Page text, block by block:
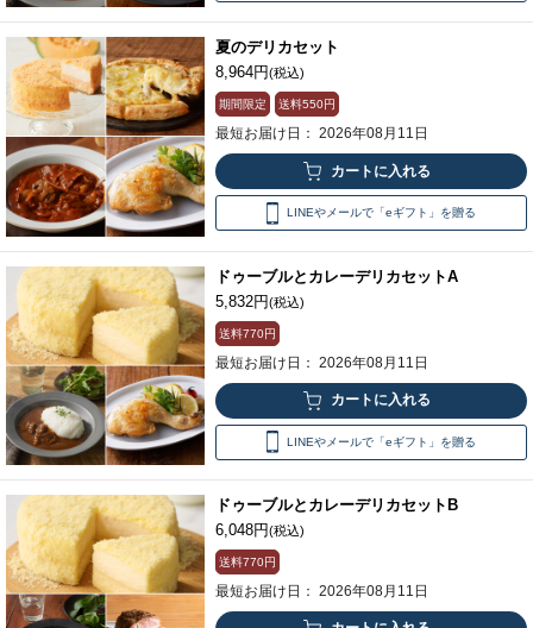
夏のデリカセット
8,964円(税込)
期間限定 送料550円
最短お届け日： 2026年08月11日
LINEやメールで「eギフト」を贈る
ドゥーブルとカレーデリカセットA
5,832円(税込)
送料770円
最短お届け日： 2026年08月11日
LINEやメールで「eギフト」を贈る
ドゥーブルとカレーデリカセットB
6,048円(税込)
送料770円
最短お届け日： 2026年08月11日